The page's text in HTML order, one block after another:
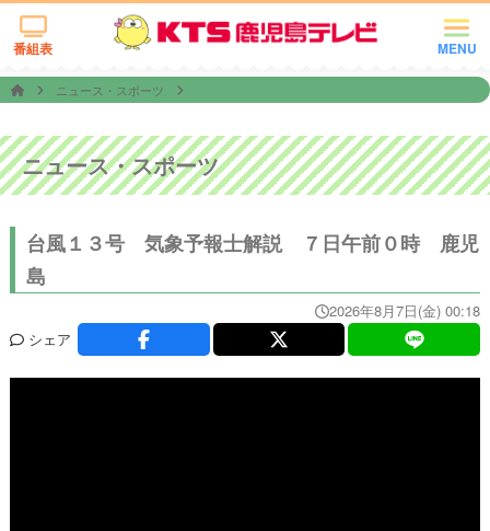
MENU
番組表
ニュース・スポーツ
ニュース・スポーツ
台風１３号 気象予報士解説 ７日午前０時 鹿児
島
2026年8月7日(金) 00:18
シェア